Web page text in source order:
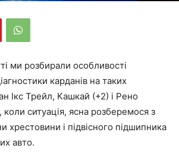
ми розбирали особливості
карданів на таких
Ікс Трейл, Кашкай (+2) і Рено
ситуація, ясна розберемося з
хрестовини і підвісного підшипника
авто.